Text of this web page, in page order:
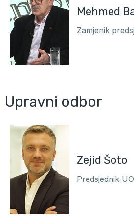
Mehmed
Zamjenik
Upravni odbor
Zejid Šoto
Predsjednik UO